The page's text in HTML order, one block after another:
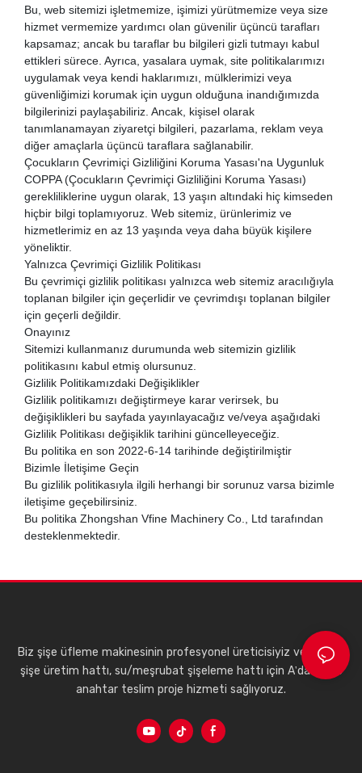
Bu, web sitemizi işletmemize, işimizi yürütmemize veya size
hizmet vermemize yardımcı olan güvenilir üçüncü tarafları
kapsamaz; ancak bu taraflar bu bilgileri gizli tutmayı kabul
ettikleri sürece. Ayrıca, yasalara uymak, site politikalarımızı
uygulamak veya kendi haklarımızı, mülklerimizi veya
güvenliğimizi korumak için uygun olduğuna inandığımızda
bilgilerinizi paylaşabiliriz. Ancak, kişisel olarak
tanımlanamayan ziyaretçi bilgileri, pazarlama, reklam veya
diğer amaçlarla üçüncü taraflara sağlanabilir.
Çocukların Çevrimiçi Gizliliğini Koruma Yasası'na Uygunluk
COPPA (Çocukların Çevrimiçi Gizliliğini Koruma Yasası)
gerekliliklerine uygun olarak, 13 yaşın altındaki hiç kimseden
hiçbir bilgi toplamıyoruz. Web sitemiz, ürünlerimiz ve
hizmetlerimiz en az 13 yaşında veya daha büyük kişilere
yöneliktir.
Yalnızca Çevrimiçi Gizlilik Politikası
Bu çevrimiçi gizlilik politikası yalnızca web sitemiz aracılığıyla
toplanan bilgiler için geçerlidir ve çevrimdışı toplanan bilgiler
için geçerli değildir.
Onayınız
Sitemizi kullanmanız durumunda web sitemizin gizlilik
politikasını kabul etmiş olursunuz.
Gizlilik Politikamızdaki Değişiklikler
Gizlilik politikamızı değiştirmeye karar verirsek, bu
değişiklikleri bu sayfada yayınlayacağız ve/veya aşağıdaki
Gizlilik Politikası değişiklik tarihini güncelleyeceğiz.
Bu politika en son 2022-6-14 tarihinde değiştirilmiştir
Bizimle İletişime Geçin
Bu gizlilik politikasıyla ilgili herhangi bir sorunuz varsa bizimle
iletişime geçebilirsiniz.
Bu politika Zhongshan Vfine Machinery Co., Ltd tarafından
desteklenmektedir.
Biz şişe üfleme makinesinin profesyonel üreticisiyiz ve plastik
şişe üretim hattı, su/meşrubat şişeleme hattı için A'dan Z'ye
anahtar teslim proje hizmeti sağlıyoruz.